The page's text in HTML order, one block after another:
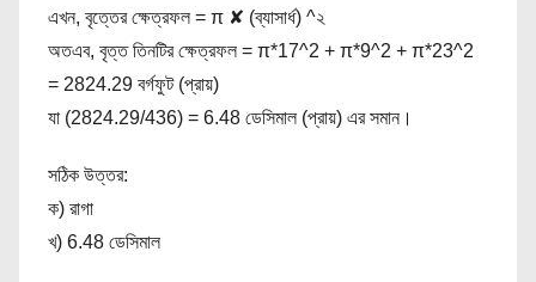
এখন, বৃত্তের ক্ষেত্রফল = π ✘ (ব্যাসার্ধ) ^২
অতএব, বৃত্ত তিনটির ক্ষেত্রফল = π*17^2 + π*9^2 + π*23^2
= 2824.29 বর্গফুট (প্রায়)
যা (2824.29/436) = 6.48 ডেসিমাল (প্রায়) এর সমান।
সঠিক উত্তর:
ক) রাগা
খ) 6.48 ডেসিমাল